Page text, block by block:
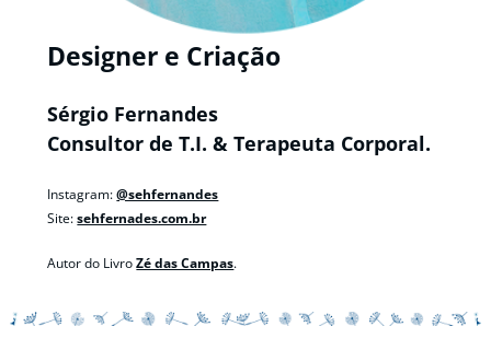
Designer e Criação
Sérgio Fernandes
Consultor de T.I. & Terapeuta Corporal.
Instagram:@sehfernandes
Site:sehfernades.com.br
Autor do LivroZé das Campas.